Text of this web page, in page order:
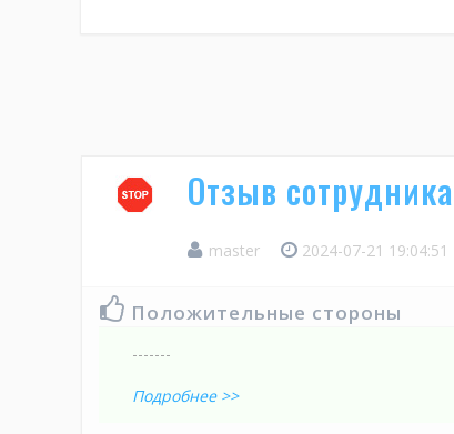
Отзыв
master 2024-07-21 19:04:51
Положительные стороны
-------
Подробнее >>